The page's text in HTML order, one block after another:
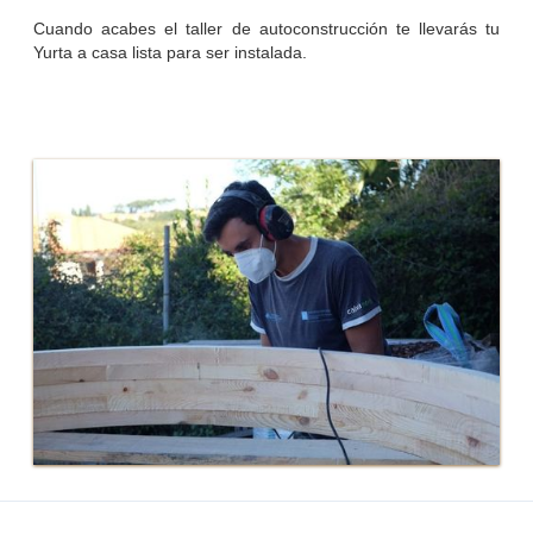
Cuando acabes el taller de autoconstrucción te llevarás tu
Yurta a casa lista para ser instalada.